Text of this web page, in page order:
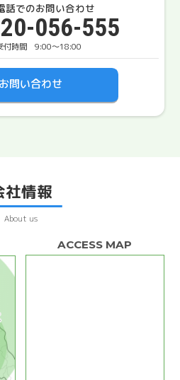
話でのお問い合わせ
056-555
9:00〜18:00
お問い合わせ
社情報
About us